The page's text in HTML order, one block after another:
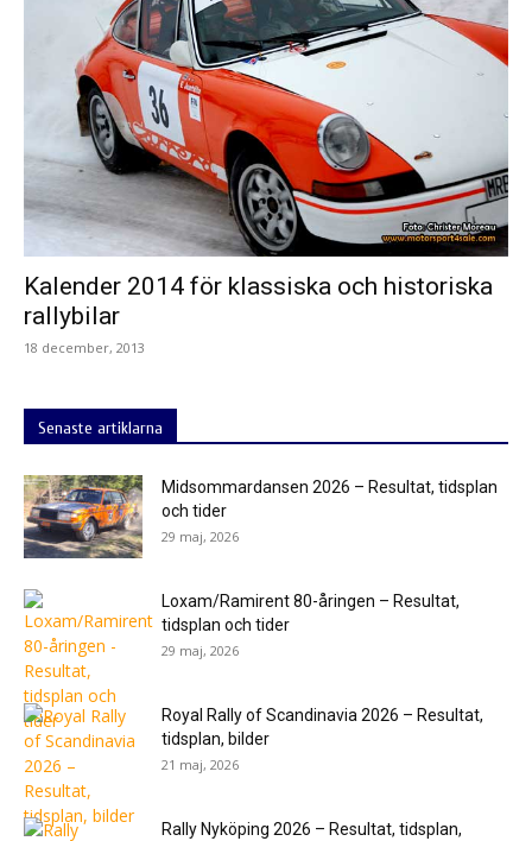
Kalender 2014 för klassiska och historiska
rallybilar
18 december, 2013
Senaste artiklarna
Midsommardansen 2026 – Resultat, tidsplan
och tider
29 maj, 2026
Loxam/Ramirent 80-åringen – Resultat,
tidsplan och tider
29 maj, 2026
Royal Rally of Scandinavia 2026 – Resultat,
tidsplan, bilder
21 maj, 2026
Rally Nyköping 2026 – Resultat, tidsplan,